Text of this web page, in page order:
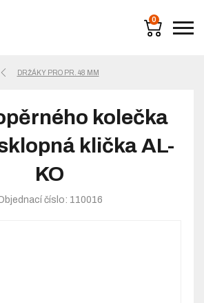
0
DRŽÁKY PRO PR. 48 MM
kolečka
klička AL-
KO
číslo: 110016